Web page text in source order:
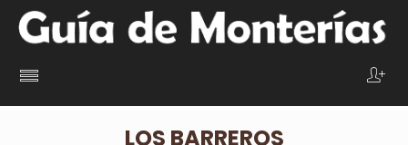
LOS BARREROS